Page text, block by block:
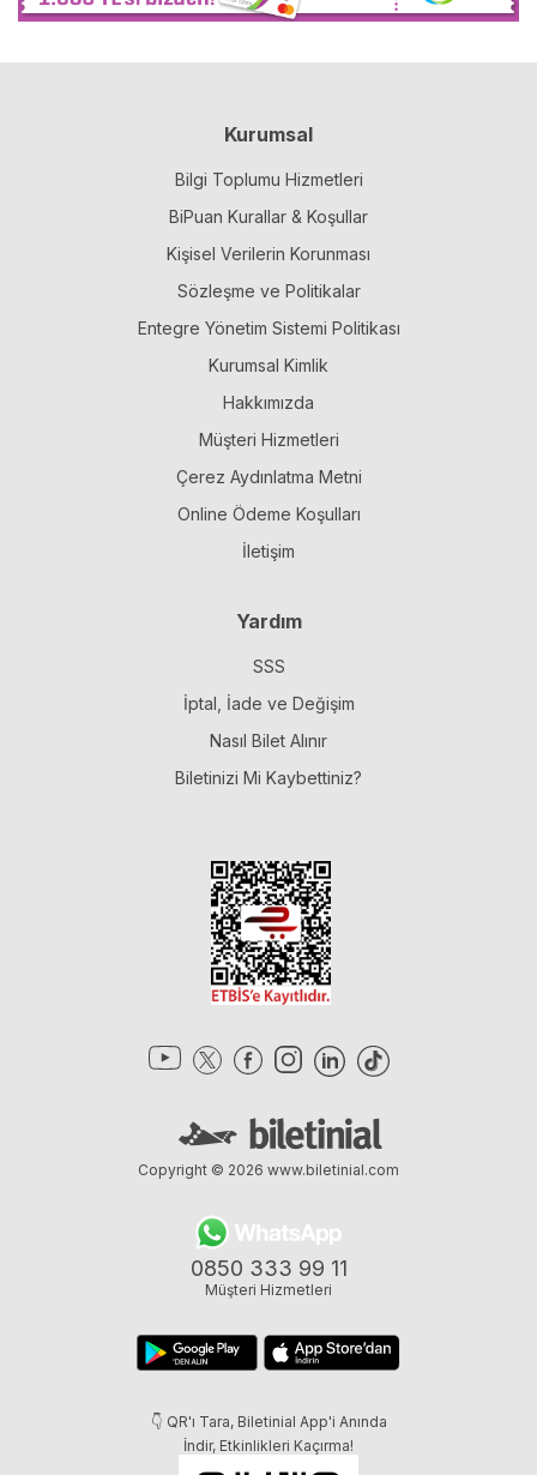
Kurumsal
Bilgi Toplumu Hizmetleri
BiPuan Kurallar & Koşullar
Kişisel Verilerin Korunması
Sözleşme ve Politikalar
Entegre Yönetim Sistemi Politikası
Kurumsal Kimlik
Hakkımızda
Müşteri Hizmetleri
Çerez Aydınlatma Metni
Online Ödeme Koşulları
İletişim
Yardım
SSS
İptal, İade ve Değişim
Nasıl Bilet Alınır
Biletinizi Mi Kaybettiniz?
0850 333 99 11
Müşteri Hizmetleri
👇 QR'ı Tara, Biletinial App'i Anında
İndir, Etkinlikleri Kaçırma!
Copyright © 2026 www.biletinial.com